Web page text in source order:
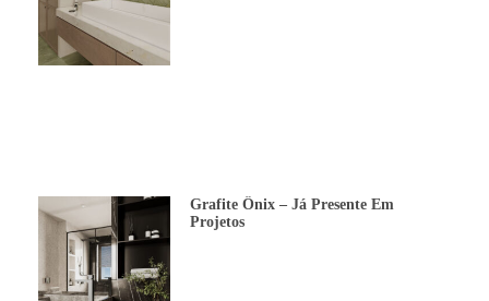
Grafite Ônix – Já Presente Em
Projetos